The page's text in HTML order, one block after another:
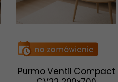
Purmo Ventil Compact